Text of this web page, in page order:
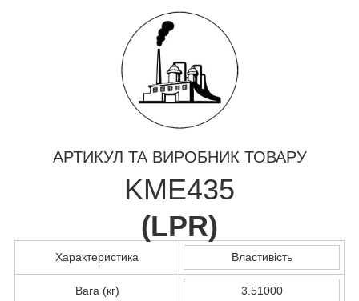
АРТИКУЛ ТА ВИРОБНИК ТОВАРУ
KME435
(LPR)
Характеристика Властивість
Вага (кг) 3.51000